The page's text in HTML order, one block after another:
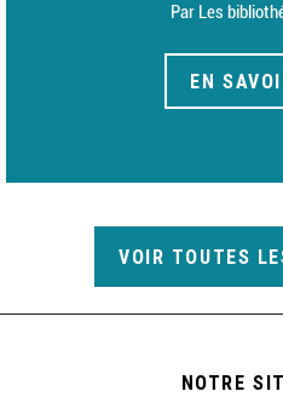
Par Les
EN
VOIR TOUTES
NOTRE